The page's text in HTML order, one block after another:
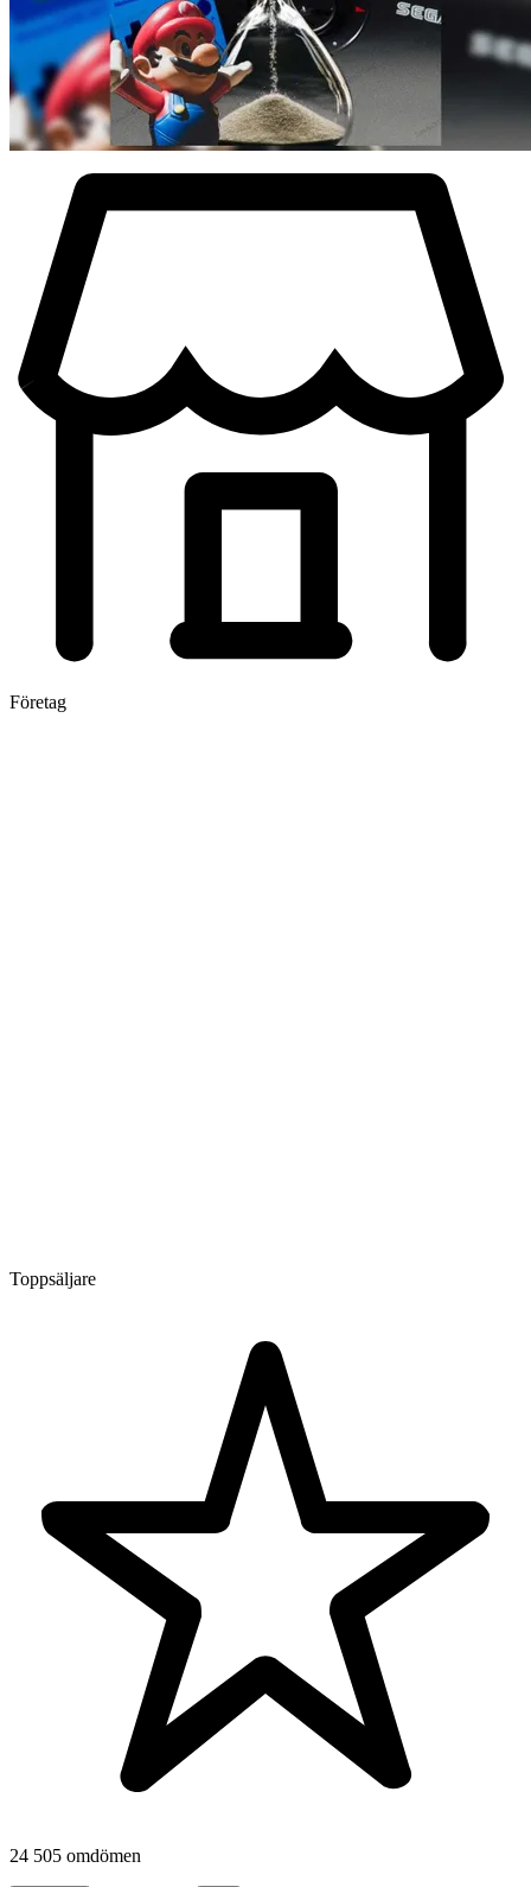
Företag
Toppsäljare
24 505 omdömen